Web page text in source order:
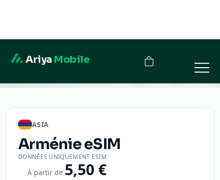
Arménie
ASIA
ArménieeSIM
DONNÉES UNIQUEMENT ESIM
À partir de 5,50 €